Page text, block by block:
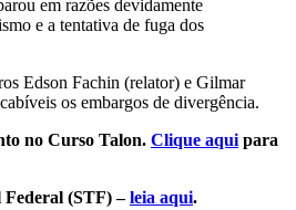
em razões devidamente
e a tentativa de fuga dos
Edson Fachin (relator) e Gilmar
os embargos de divergência.
no Curso Talon. Clique aqui para
(STF) –leia aqui.